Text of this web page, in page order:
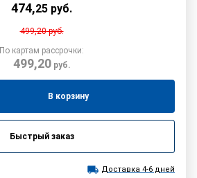
474,25 руб.
499,20руб.
По картам рассрочки:
499,20руб.
В корзину
Быстрый заказ
Доставка 4-6 дней